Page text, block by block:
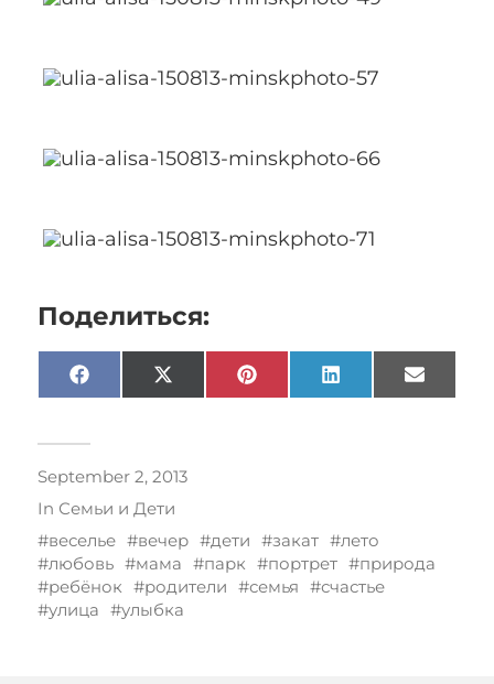
Поделиться:
Facebook X
(Twitter)
Pinterest LinkedIn Email
September 2, 2013
In Семьи и Дети
веселье
вечер дети закат
лето
любовь
мама парк портрет
природа
ребёнок
родители семья
счастье
улица
улыбка